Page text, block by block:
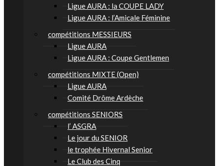
Ligue AURA : la COUPE LADY
Ligue AURA : l’Amicale Féminine
compétitions MESSIEURS
Ligue AURA
Ligue AURA : Coupe Gentlemen
compétitions MIXTE (Open)
Ligue AURA
Comité Drôme Ardèche
compétitions SENIORS
l’ ASGRA
Le jour du SENIOR
le trophée Hivernal Senior
Le Club des Cinq